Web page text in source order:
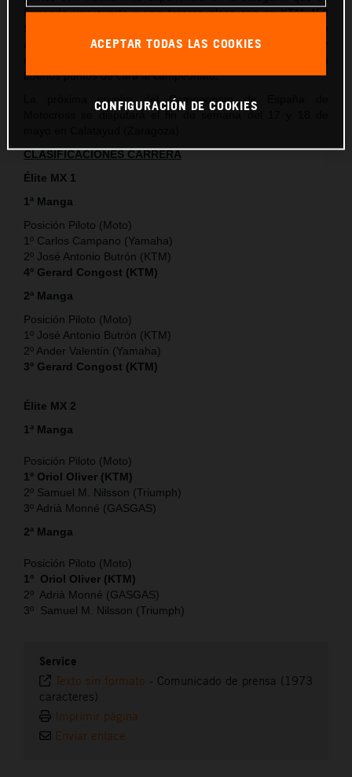
firmando una cuarta y una tercera plaza con su KTM 450
aspiraba, sí que le permiten al piloto de KTM España adquirir
buenos puntos de cara al campeonato.
La próxima prueba del Campeonato de España de
CLASIFICACIONES CARRERA
Élite MX 1
1ª Manga
Posición Piloto (Moto)
1º Carlos Campano (Yamaha)
2º José Antonio Butrón (KTM)
4º Gerard Congost (KTM)
2ª Manga
Posición Piloto (Moto)
1º José Antonio Butrón (KTM)
2º Ander Valentín (Yamaha)
3º Gerard Congost (KTM)
Élite MX 2
1ª Manga
Posición Piloto (Moto)
1º Oriol Oliver (KTM)
2º Samuel M. Nilsson (Triumph)
3º Adrià Monné (GASGAS)
2ª Manga
Posición Piloto (Moto)
1º Oriol Oliver (KTM)
2º Adrià Monné (GASGAS)
3º Samuel M. Nilsson (Triumph)
Service
Texto sin formato - Comunicado de prensa (1973
caracteres)
Imprimir página
Enviar enlace
ACEPTAR TODAS LAS COOKIES
CONFIGURACIÓN DE COOKIES